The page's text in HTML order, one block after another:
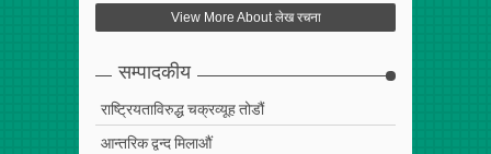
फेरि अर्को गलत सहमति
View More About लेख रचना
सम्पादकीय
राष्ट्रियताविरुद्ध चक्रव्यूह तोडौं
आन्तरिक द्वन्द मिलाऔं